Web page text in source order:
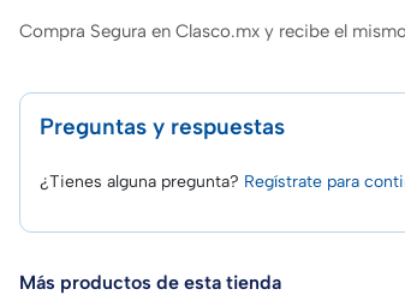
Compra Segura en Clasco.mx y recibe el
Preguntas y respuestas
¿Tienes alguna pregunta? Regístrate para
Más productos de esta tienda